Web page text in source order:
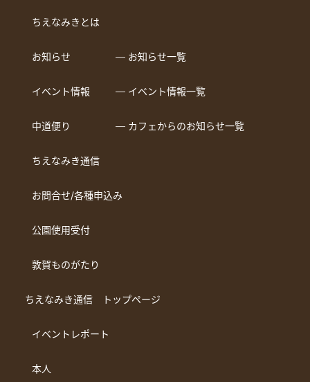
ちえなみきとは
お知らせ ― お知らせ一覧
イベント情報 ― イベント情報一覧
中道便り ― カフェからのお知らせ一覧
ちえなみき通信
お問合せ/各種申込み
公園使用受付
敦賀ものがたり
ちえなみき通信 トップページ
イベントレポート
本人